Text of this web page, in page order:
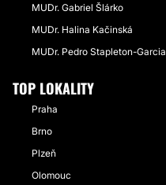
MUDr. Gabriel Šlárko
MUDr. Halina Kačinská
MUDr. Pedro Stapleton-Garcia
TOP LOKALITY
Praha
Brno
Plzeň
Olomouc